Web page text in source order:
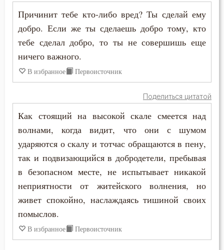
Бесы
Благоговение
Благодарность
Благодать
Благочестие
Блуд
Бог
Богопознание
Илия Екдик
Иоанн Златоуст
Иоанн Лествичник
Исаак Сирин Ниневийский
Исихий Иерусалимский
Лев Оптинский (Наголкин)
Макарий Великий
Макарий Оптинский (Иванов)
Максим Грек
Причинит тебе кто-либо вред? Ты сделай ему
добро. Если же ты сделаешь добро тому, кто
тебе сделал добро, то ты не совершишь еще
ничего важного.
В избранное Первоисточник
Поделиться цитатой
Как стоящий на высокой скале смеется над
волнами, когда видит, что они с шумом
ударяются о скалу и тотчас обращаются в пену,
так и подвизающийся в добродетели, пребывая
в безопасном месте, не испытывает никакой
неприятности от житейского волнения, но
живет спокойно, наслаждаясь тишиной своих
помыслов.
В избранное Первоисточник